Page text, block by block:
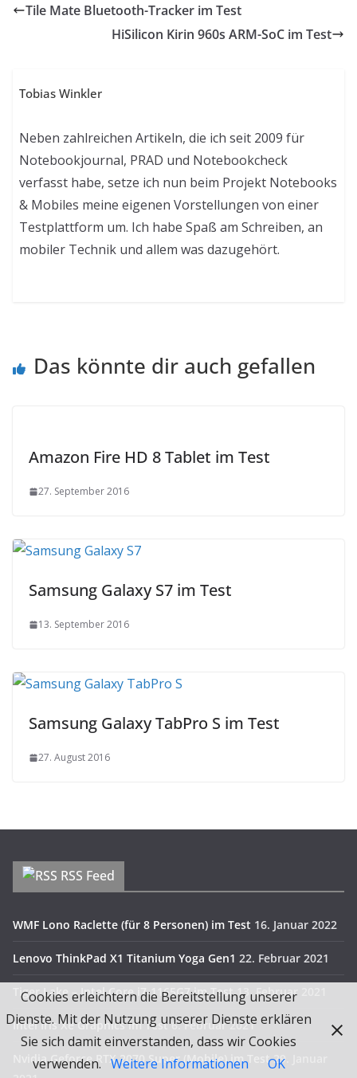
Tile Mate Bluetooth-Tracker im Test
HiSilicon Kirin 960s ARM-SoC im Test
Tobias Winkler
Neben zahlreichen Artikeln, die ich seit 2009 für
Notebookjournal, PRAD und Notebookcheck
verfasst habe, setze ich nun beim Projekt Notebooks
& Mobiles meine eigenen Vorstellungen von einer
Testplattform um. Ich habe Spaß am Schreiben, an
mobiler Technik und allem was dazugehört.
Das könnte dir auch gefallen
Amazon Fire HD 8 Tablet im Test
27. September 2016
Samsung Galaxy S7 im Test
13. September 2016
Samsung Galaxy TabPro S im Test
27. August 2016
RSS Feed
WMF Lono Raclette (für 8 Personen) im Test 16. Januar 2022
Lenovo ThinkPad X1 Titanium Yoga Gen1 22. Februar 2021
Tiger Lake – Intel Core i7-1165G7 im Test 13. Februar 2021
Intel Iris Xe Graphics im Test 6. Februar 2021
Nvidia Geforce RTX 2070 Super (Mobile) im Test 29. Januar
Cookies erleichtern die Bereitstellung unserer
Dienste. Mit der Nutzung unserer Dienste erklären
Sie sich damit einverstanden, dass wir Cookies
verwenden. Weitere Informationen OK